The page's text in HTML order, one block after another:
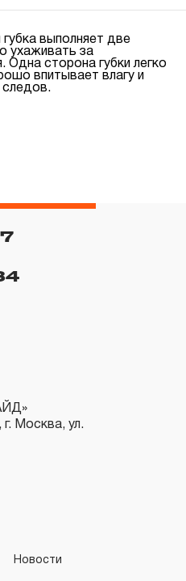
губка выполняет две
ухаживать за
Одна сторона губки легко
впитывает влагу и
следов.
течение всего периода
замена или ремонт
если при
было
использовал при
его производства.
(потребителем)
транспортировки
ручного слесарно-
ГАРАНТИЯ»
(МЕХАНИЗМ)
Москва, ул.
Новости